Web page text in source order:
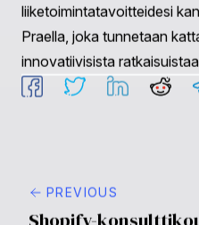
markkinointistrategian
parantaminen,
ja laajentamisstrategiat.
Milloin minun pitäisi
verkkokaupan parhaista
Mitä eroa Shopify-